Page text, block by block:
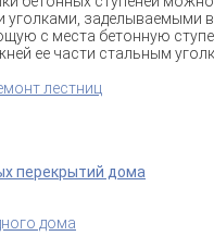
уголками, заделываемыми
с места бетонную
ее части стальным
лестниц
перекрытий дома
дома